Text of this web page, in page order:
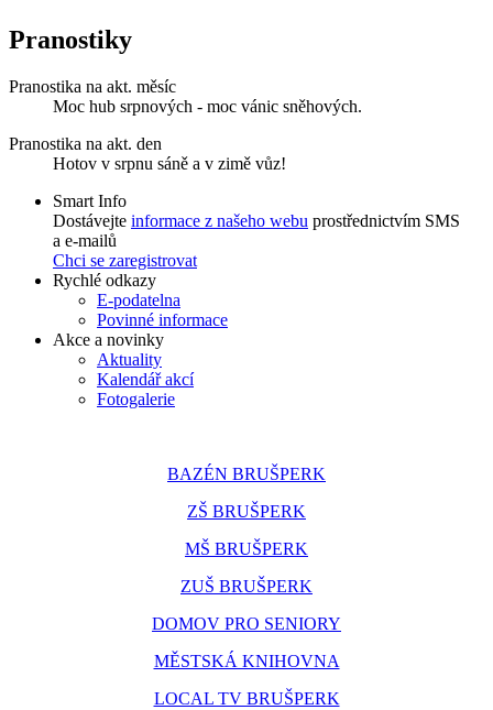
Pranostiky
Pranostika na akt. měsíc
Moc hub srpnových - moc vánic sněhových.
Pranostika na akt. den
Hotov v srpnu sáně a v zimě vůz!
Smart Info
Dostávejte informace z našeho webu prostřednictvím SMS
a e-mailů
Chci se zaregistrovat
Rychlé odkazy
E-podatelna
Povinné informace
Akce a novinky
Aktuality
Kalendář akcí
Fotogalerie
BAZÉN BRUŠPERK
ZŠ BRUŠPERK
MŠ BRUŠPERK
ZUŠ BRUŠPERK
DOMOV PRO SENIORY
MĚSTSKÁ KNIHOVNA
LOCAL TV BRUŠPERK